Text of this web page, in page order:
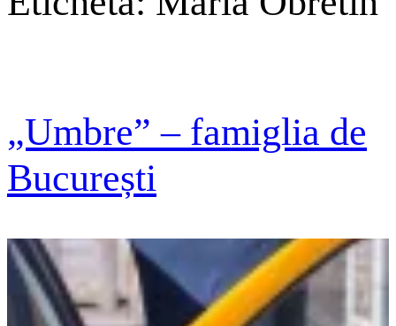
„Umbre” – famiglia de
București